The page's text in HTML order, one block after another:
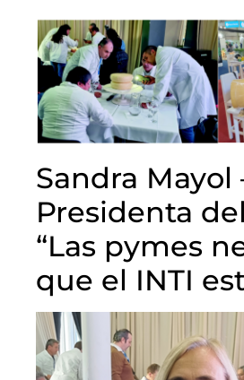
Sandra Mayol
Presidenta
“Las pymes
que el INTI